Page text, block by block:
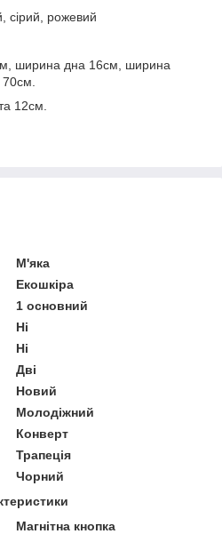
сірий, рожевий
ширина дна 16см, ширина
12см.
М'яка
Екошкіра
1 основний
Ні
Ні
Дві
Новий
Молодіжний
Конверт
Трапеція
Чорний
Магнітна кнопка